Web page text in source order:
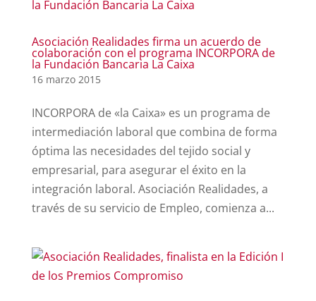
Asociación Realidades firma un acuerdo de
colaboración con el programa INCORPORA de
la Fundación Bancaria La Caixa
16 marzo 2015
INCORPORA de «la Caixa» es un programa de
intermediación laboral que combina de forma
óptima las necesidades del tejido social y
empresarial, para asegurar el éxito en la
integración laboral. Asociación Realidades, a
través de su servicio de Empleo, comienza a...